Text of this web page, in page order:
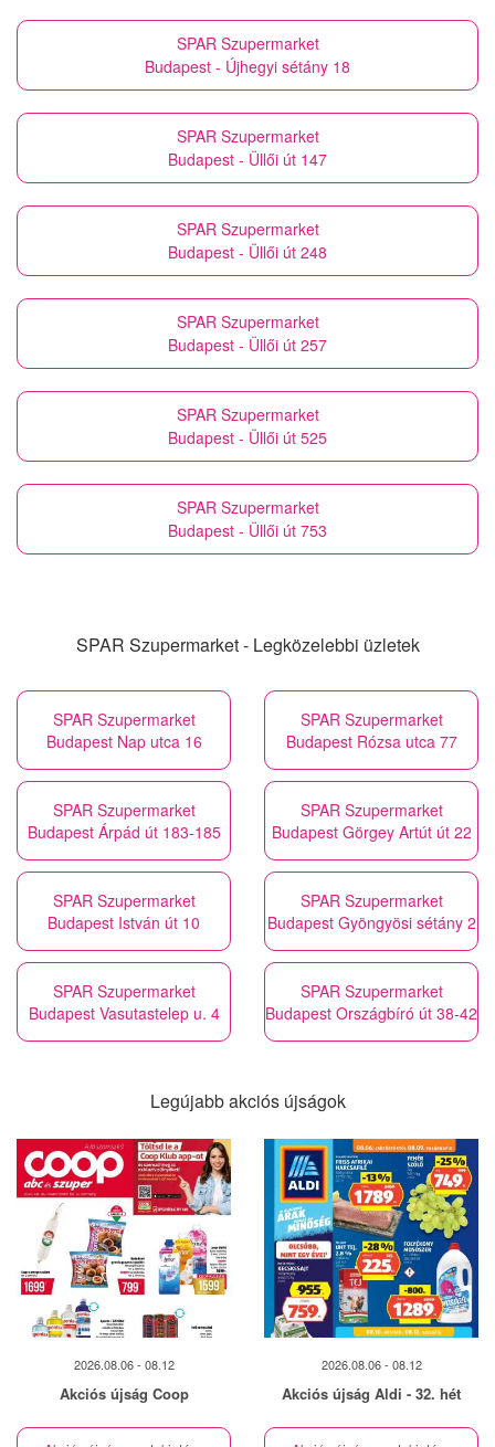
SPAR Szupermarket
Budapest - Újhegyi sétány 18
SPAR Szupermarket
Budapest - Üllői út 147
SPAR Szupermarket
Budapest - Üllői út 248
SPAR Szupermarket
Budapest - Üllői út 257
SPAR Szupermarket
Budapest - Üllői út 525
SPAR Szupermarket
Budapest - Üllői út 753
SPAR Szupermarket - Legközelebbi üzletek
SPAR Szupermarket
Budapest Nap utca 16
SPAR Szupermarket
Budapest Rózsa utca 77
SPAR Szupermarket
Budapest Árpád út 183-185
SPAR Szupermarket
Budapest Görgey Artút út 22
SPAR Szupermarket
Budapest István út 10
SPAR Szupermarket
Budapest Gyöngyösi sétány 2
SPAR Szupermarket
Budapest Vasutastelep u. 4
SPAR Szupermarket
Budapest Országbíró út 38-42
Legújabb akciós újságok
2026.08.06 - 08.12
Akciós újság Coop
2026.08.06 - 08.12
Akciós újság Aldi - 32. hét